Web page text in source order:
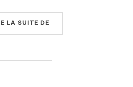
LA SUITE DE